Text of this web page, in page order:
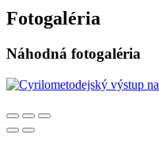
Fotogaléria
Náhodná fotogaléria